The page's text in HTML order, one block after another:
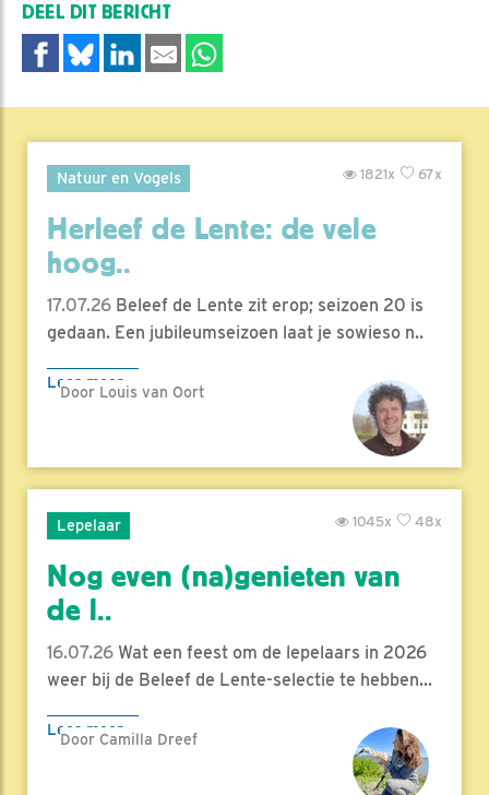
DEEL DIT BERICHT
Natuur en Vogels 67x
1821x
Herleef de Lente: de vele
hoog..
17.07.26 Beleef de Lente zit erop; seizoen 20 is
gedaan. Een jubileumseizoen laat je sowieso n..
Lees meer
Door Louis van Oort
Lepelaar 48x
1045x
Nog even (na)genieten van
de l..
16.07.26 Wat een feest om de lepelaars in 2026
weer bij de Beleef de Lente-selectie te hebben...
Lees meer
Door Camilla Dreef